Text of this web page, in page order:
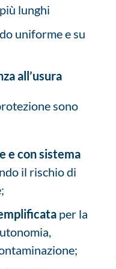
lunghi
uniforme e su
all’usura
sono
e con sistema
il rischio di
per la